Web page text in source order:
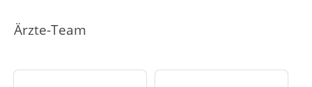
Ärzte-Team